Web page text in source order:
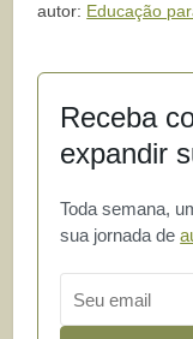
autor: Educação
Receba
expandir
Toda semana,
sua jornada de